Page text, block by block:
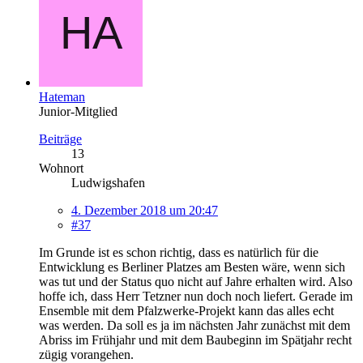
Hateman
Junior-Mitglied
Beiträge
13
Wohnort
Ludwigshafen
4. Dezember 2018 um 20:47
#37
Im Grunde ist es schon richtig, dass es natürlich für die
Entwicklung es Berliner Platzes am Besten wäre, wenn sich
was tut und der Status quo nicht auf Jahre erhalten wird. Also
hoffe ich, dass Herr Tetzner nun doch noch liefert. Gerade im
Ensemble mit dem Pfalzwerke-Projekt kann das alles echt
was werden. Da soll es ja im nächsten Jahr zunächst mit dem
Abriss im Frühjahr und mit dem Baubeginn im Spätjahr recht
zügig vorangehen.